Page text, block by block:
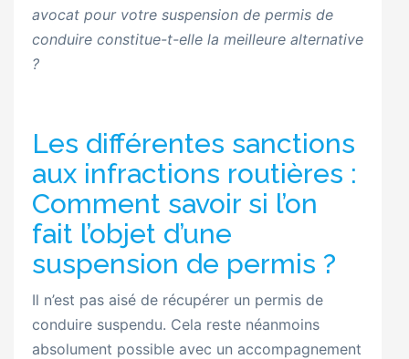
avocat pour votre suspension de permis de
conduire constitue-t-elle la meilleure alternative
?
Les différentes sanctions
aux infractions routières :
Comment savoir si l’on
fait l’objet d’une
suspension de permis ?
Il n’est pas aisé de récupérer un permis de
conduire suspendu. Cela reste néanmoins
absolument possible avec un accompagnement